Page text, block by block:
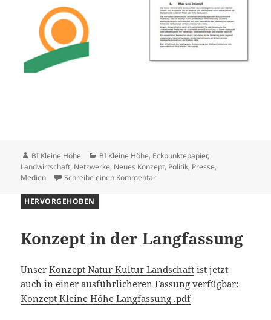
Autor
BI Kleine Höhe Kategorien
BI Kleine Höhe, Eckpunktepapier,
Landwirtschaft, Netzwerke, Neues Konzept, Politik, Presse,
Medien
Schreibe einen Kommentarzu Aktuell
Konzept in der Langfassung
UnserKonzept Natur Kultur Landschaft ist jetzt
auch in einer ausführlicheren Fassung verfügbar:
Konzept Kleine Höhe Langfassung .pdf
HERVORGEHOBEN